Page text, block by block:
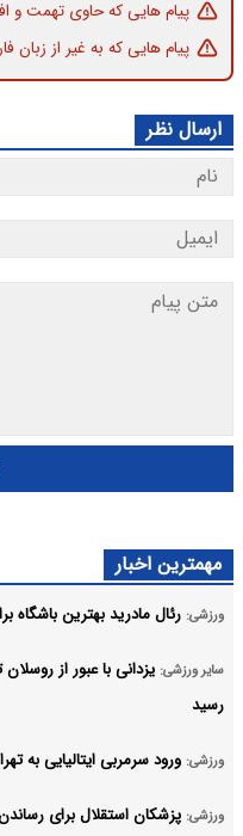
پیام هایی که حاوی تهمت و
پیام هایی که به غیر از
ارسال نظر
مهمترین اخبار
ورزشی: رئال مادرید بهترین باشگاه
سایر ورزشی: یزدانی با عبور از
رسید
ورزشی: ورود سرمربی ایتالیایی به
ورزشی: پزشکان استقلال برای